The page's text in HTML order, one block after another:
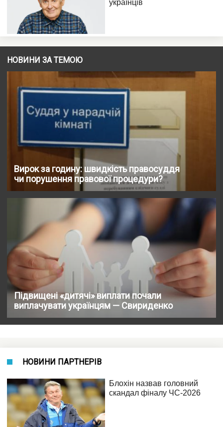
НОВИНИ ЗА ТЕМОЮ
Вирок за годину: швидкість правосуддя
чи порушення правової процедури?
Підвищені «дитячі» виплати почали
виплачувати українцям — Свириденко
НОВИНИ ПАРТНЕРІВ